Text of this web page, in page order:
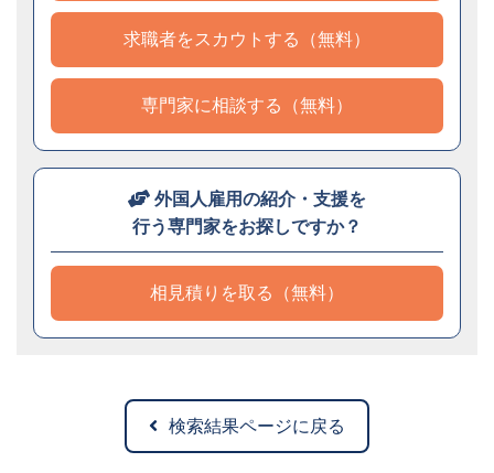
求職者をスカウトする（無料）
専門家に相談する（無料）
外国人雇用の紹介・支援を
行う専門家をお探しですか？
相見積りを取る（無料）
検索結果ページに戻る